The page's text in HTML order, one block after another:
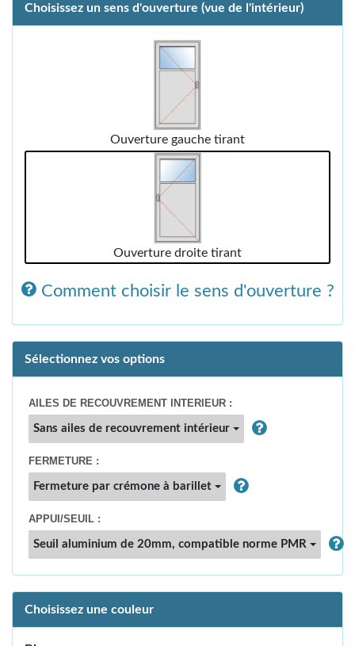
Choisissez un sens d'ouverture (vue de l'intérieur)
Ouverture gauche tirant
Ouverture droite tirant
Comment choisir le sens d'ouverture ?
Sélectionnez vos options
AILES DE RECOUVREMENT INTERIEUR :
Sans ailes de recouvrement intérieur
FERMETURE :
Fermeture par crémone à barillet
APPUI/SEUIL :
Seuil aluminium de 20mm, compatible norme PMR
Choisissez une couleur